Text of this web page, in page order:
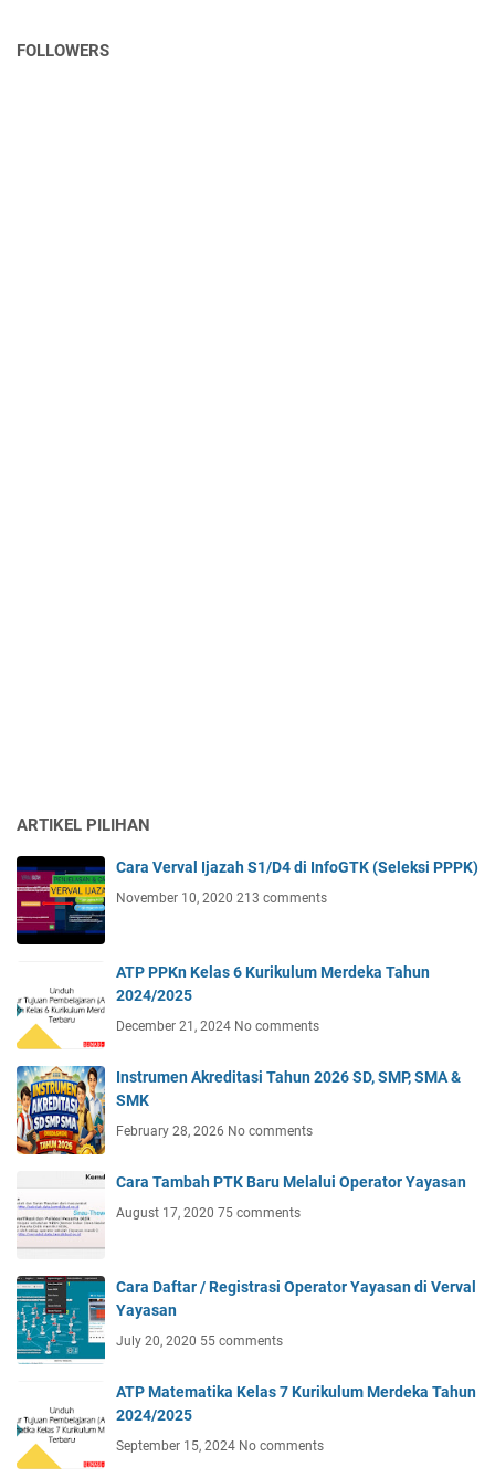
FOLLOWERS
ARTIKEL PILIHAN
Cara Verval Ijazah S1/D4 di InfoGTK (Seleksi PPPK)
November 10, 2020 213 comments
ATP PPKn Kelas 6 Kurikulum Merdeka Tahun
2024/2025
December 21, 2024 No comments
Instrumen Akreditasi Tahun 2026 SD, SMP, SMA &
SMK
February 28, 2026 No comments
Cara Tambah PTK Baru Melalui Operator Yayasan
August 17, 2020 75 comments
Cara Daftar / Registrasi Operator Yayasan di Verval
Yayasan
July 20, 2020 55 comments
ATP Matematika Kelas 7 Kurikulum Merdeka Tahun
2024/2025
September 15, 2024 No comments